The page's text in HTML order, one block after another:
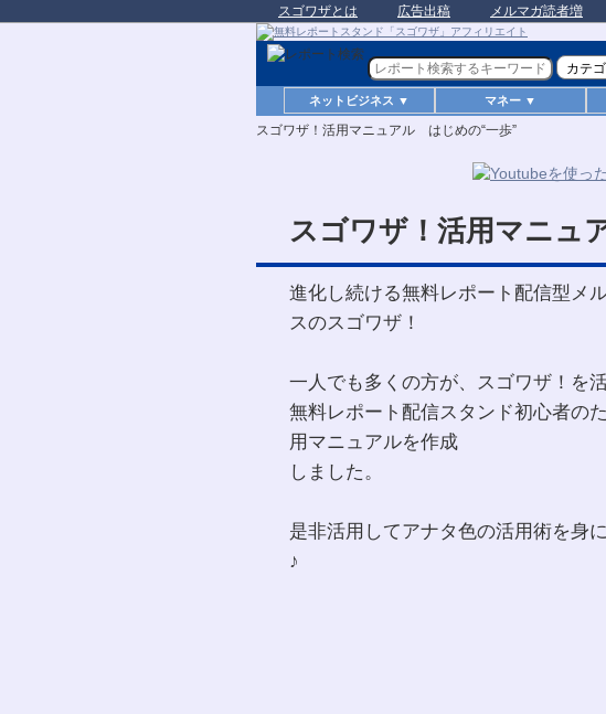
スゴワザとは 広告出稿 メルマガ読者増
ネットビジネス ▼ マネー ▼
スゴワザ！活用マニュアル はじめの“一歩”
スゴワザ！活用マニュ
進化し続ける無料レポート配信型メ
スのスゴワザ！
一人でも多くの方が、スゴワザ！を
無料レポート配信スタンド初心者の
用マニュアルを作成
しました。
是非活用してアナタ色の活用術を身
♪